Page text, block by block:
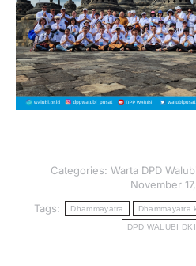
Categories: Warta DPD Walubi
November
Tags:
Dhammayatra Dhammayatra
DPD WALUBI